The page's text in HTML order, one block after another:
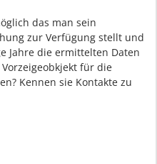
das man sein
zur Verfügung stellt und
Jahre die ermittelten Daten
für die
Kennen sie Kontakte zu